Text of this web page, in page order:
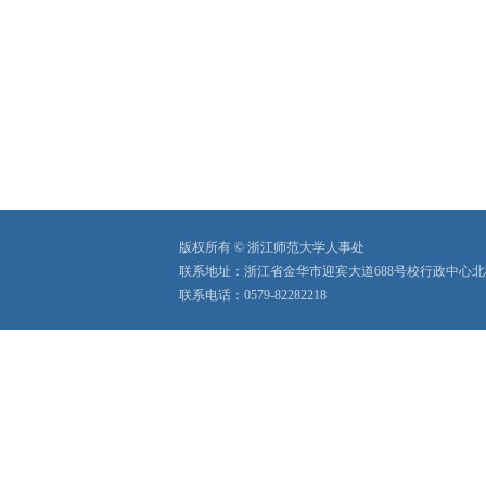
版权所有 © 浙江师范大学人事处
联系地址：浙江省金华市迎宾大道688号校行政中心
联系电话：0579-82282218